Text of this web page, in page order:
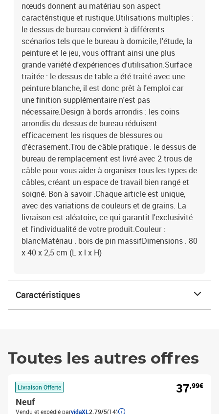
nœuds donnent au matériau son aspect
caractéristique et rustique.Utilisations multiples :
le dessus de bureau convient à différents
scénarios tels que le bureau à domicile, l'étude, la
peinture et le jeu, vous offrant ainsi une plus
grande variété d'expériences d'utilisation.Surface
traitée : le dessus de table a été traité avec une
peinture blanche, il est donc prêt à l'emploi car
une finition supplémentaire n'est pas
nécessaire.Design à bords arrondis : les coins
arrondis du dessus de bureau réduisent
efficacement les risques de blessures ou
d'écrasement.Trou de câble pratique : le dessus de
bureau de remplacement est livré avec 2 trous de
câble pour vous aider à organiser tous les types de
câbles, créant un espace de travail bien rangé et
soigné. Bon à savoir :Chaque article est unique,
avec des variations de couleurs et de grains. La
livraison est aléatoire, ce qui garantit l'exclusivité
et l'individualité de votre produit.Couleur :
blancMatériau : bois de pin massifDimensions : 80
x 40 x 2,5 cm (L x l x H)
Caractéristiques
Toutes les autres offres
Livraison Offerte
Neuf
Vendu et expédié parvidaXL 2.79/5(14)
37,99€